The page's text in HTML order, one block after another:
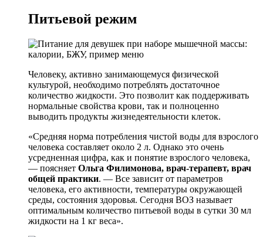
Питьевой режим
Человеку, активно занимающемуся физической
культурой, необходимо потреблять достаточное
количество жидкости. Это позволит как поддерживать
нормальные свойства крови, так и полноценно
выводить продукты жизнедеятельности клеток.
«Средняя норма потребления чистой воды для взрослого
человека составляет около 2 л. Однако это очень
усредненная цифра, как и понятие взрослого человека,
— поясняет Ольга Филимонова, врач-терапевт, врач
общей практики. — Все зависит от параметров
человека, его активности, температуры окружающей
среды, состояния здоровья. Сегодня ВОЗ называет
оптимальным количество питьевой воды в сутки 30 мл
жидкости на 1 кг веса».